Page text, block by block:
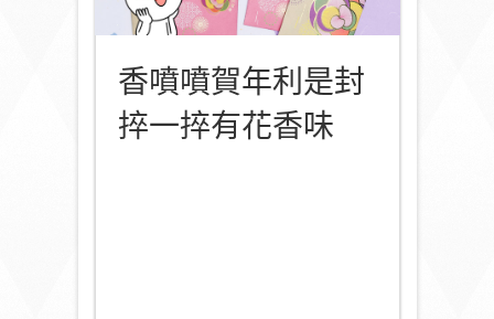
香噴噴賀年利是封
捽一捽有花香味